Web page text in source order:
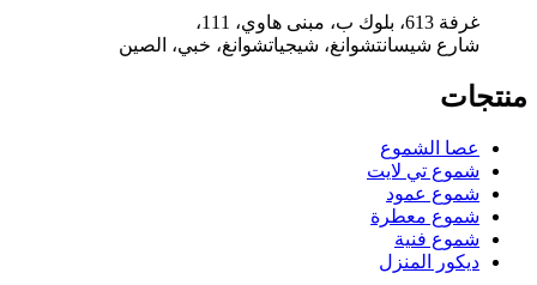
غرفة 613، بلوك ب، مبنى هاوي، 111،
شارع شيسانتشوانغ، شيجياتشوانغ، خبي، الصين
منتجات
عصا الشموع
شموع تي لايت
شموع عمود
شموع معطرة
شموع فنية
ديكور المنزل